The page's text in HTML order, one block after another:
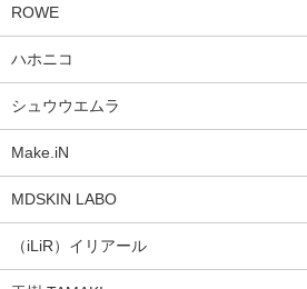
ROWE
ハホニコ
シュウウエムラ
Make.iN
MDSKIN LABO
（iLiR）イリアール